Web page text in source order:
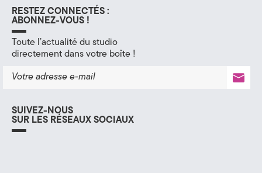
RESTEZ CONNECTÉS :
ABONNEZ-VOUS !
Toute l’actualité du studio
directement dans votre boîte !
SUIVEZ-NOUS
SUR LES RÉSEAUX SOCIAUX